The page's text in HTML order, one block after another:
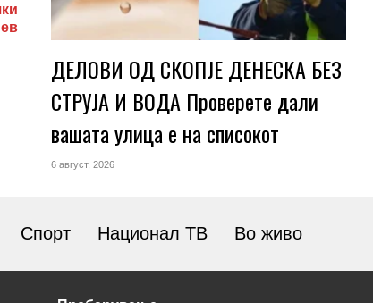
ДЕЛОВИ ОД СКОПЈЕ ДЕНЕСКА БЕЗ
СТРУЈА И ВОДА Проверете дали
вашата улица е на списокот
6 август, 2026
Спорт Национал ТВ Во живо